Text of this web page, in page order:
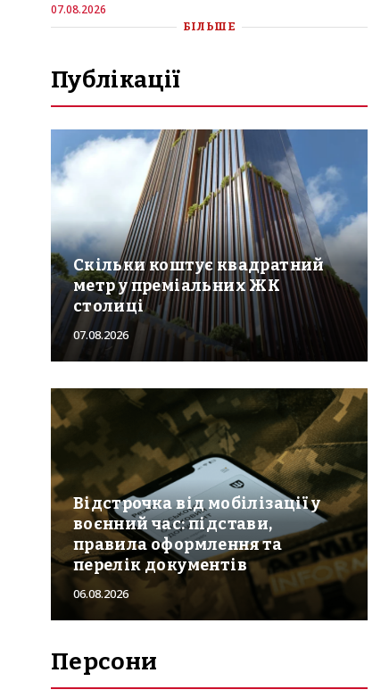
07.08.2026
БІЛЬШЕ
Публікації
Скільки коштує квадратний
метр у преміальних ЖК
столиці
07.08.2026
Відстрочка від мобілізації у
воєнний час: підстави,
правила оформлення та
перелік документів
06.08.2026
Персони